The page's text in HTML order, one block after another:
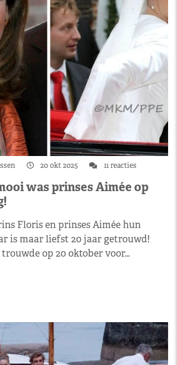
20 okt 2025 11 reacties
was prinses Aimée op
Floris en prinses Aimée hun
is maar liefst 20 jaar getrouwd!
op 20 oktober voor…